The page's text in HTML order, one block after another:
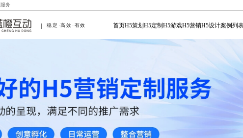
服务
稳定·高效·有效 首页H5策划H5定制H5游戏H5营销H5设计案例列